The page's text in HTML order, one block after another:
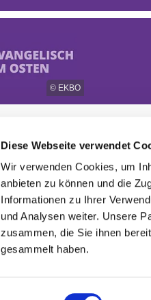
Diese Webseite verwendet
Wir verwenden Cookies, um
anbieten zu können und die
Informationen zu Ihrer
und Analysen weiter. Unsere
zusammen, die Sie ihnen
gesammelt haben.
Einwilligungsauswahl
© EKBO